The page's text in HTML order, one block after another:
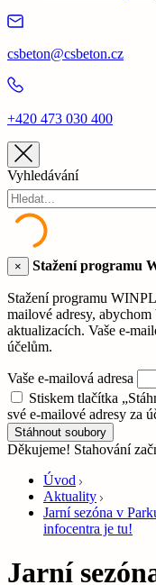
csbeton@csbeton.cz
+420 473 030 400
Vyhledávání
× Stažení programu
Stažení programu
mailové adresy,
aktualizacích. Vaše e-
účelům.
Vaše e-mailová adresa
Stiskem tlačítka
své e-mailové adresy za
Stáhnout soubory
Děkujeme! Stahování
Úvod
Aktuality
Jarní sezóna v
infocentra je tu!
Jarní